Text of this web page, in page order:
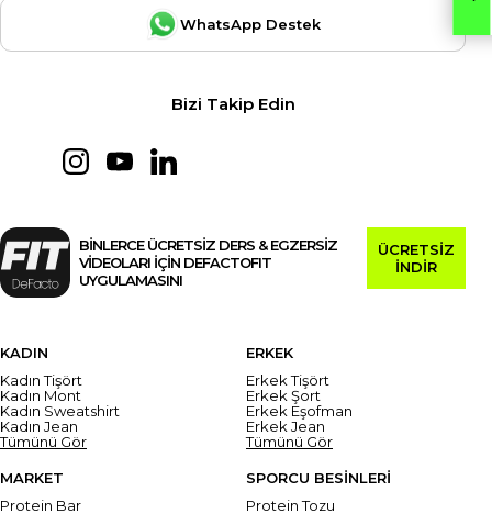
WhatsApp Destek
Bizi Takip Edin
BİNLERCE ÜCRETSİZ DERS & EGZERSİZ
VİDEOLARI İÇİN DEFACTOFIT
UYGULAMASINI
ÜCRETSİZ
İNDİR
KADIN
Kadın Tişört
Kadın Mont
Kadın Sweatshirt
Kadın Jean
Tümünü Gör
ERKEK
Erkek Tişört
Erkek Şort
Erkek Eşofman
Erkek Jean
Tümünü Gör
MARKET
Protein Bar
SPORCU BESİNLERİ
Protein Tozu